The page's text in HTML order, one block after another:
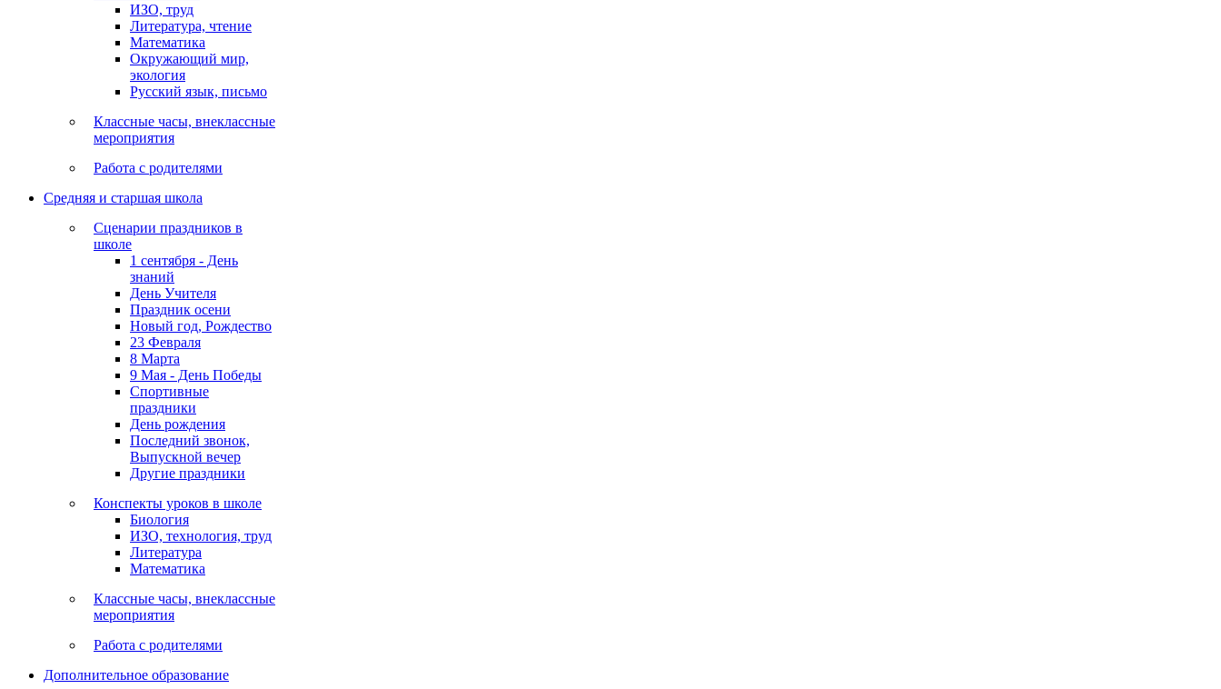
ИЗО, труд
Литература, чтение
Математика
Окружающий мир,
экология
Русский язык, письмо
Классные часы, внеклассные
мероприятия
Работа с родителями
Средняя и старшая школа
Сценарии праздников в
школе
1 сентября - День
знаний
День Учителя
Праздник осени
Новый год, Рождество
23 Февраля
8 Марта
9 Мая - День Победы
Спортивные
праздники
День рождения
Последний звонок,
Выпускной вечер
Другие праздники
Конспекты уроков в школе
Биология
ИЗО, технология, труд
Литература
Математика
Классные часы, внеклассные
мероприятия
Работа с родителями
Дополнительное образование